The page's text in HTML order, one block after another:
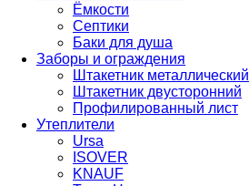
Ёмкости
Септики
Баки для душа
Заборы и ограждения
Штакетник металлический
Штакетник двусторонний
Профилированный лист
Утеплители
Ursa
ISOVER
KNAUF